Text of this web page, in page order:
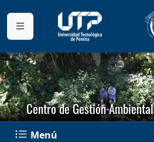
Centro de Gestión Ambiental
Menú